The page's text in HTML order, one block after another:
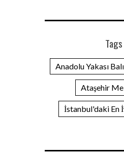
Tags
Anadolu Yakası
Ataşehir
İstanbul'daki En